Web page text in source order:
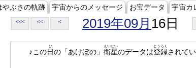
やぶさの軌跡 宇宙からのメッセージ お宝データ 宇宙カ
<<< << < 2019年09月 16日
♪この日
ひ
の「あけぼの」 衛星
えいせい
のデータは登録
とうろく
されてい